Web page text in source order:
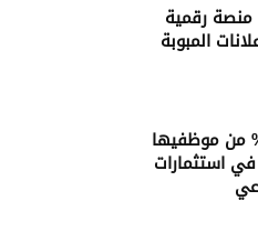
منصة رقمية
المبوبة
تسرح 10% من موظفيها
استثمارات